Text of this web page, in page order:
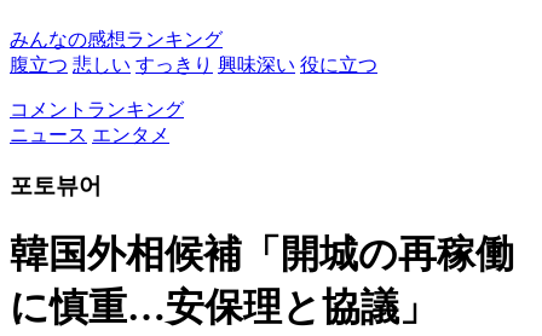
みんなの感想ランキング
腹立つ 悲しい すっきり 興味深い 役に立つ
コメントランキング
ニュース エンタメ
포토뷰어
韓国外相候補「開城の再稼働
に慎重…安保理と協議」